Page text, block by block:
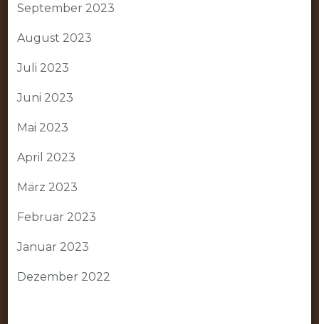
September 2023
August 2023
Juli 2023
Juni 2023
Mai 2023
April 2023
März 2023
Februar 2023
Januar 2023
Dezember 2022